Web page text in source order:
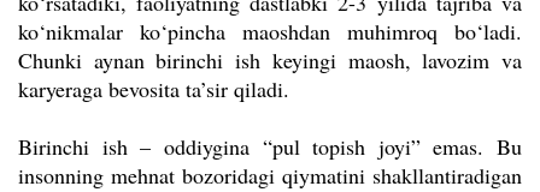
ko‘nikmalar ko‘pincha maoshdan muhimroq bo‘ladi.
Chunki aynan birinchi ish keyingi maosh, lavozim va
karyeraga bevosita ta’sir qiladi.
Birinchi ish – oddiygina “pul topish joyi” emas. Bu
insonning mehnat bozoridagi qiymatini shakllantiradigan